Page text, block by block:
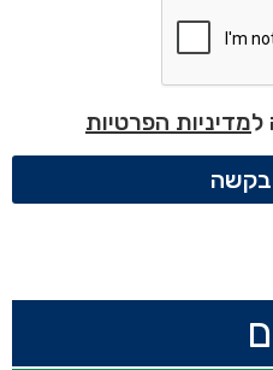
למדיניות הפרטיות
בקשה